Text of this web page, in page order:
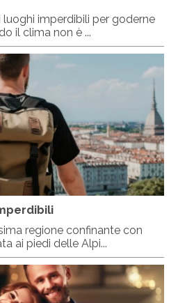
imperdibili per goderne
il clima non è ...
regione confinante con
ai piedi delle Alpi...